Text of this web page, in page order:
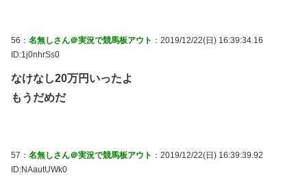
56： 名無しさん＠実況で競馬板アウト ：2019/12/22(日) 16:39:34.16
ID:1j0nhrSs0
なけなし20万円いったよ
もうだめだ
57： 名無しさん＠実況で競馬板アウト ：2019/12/22(日) 16:39:39.92
ID:NAautUWk0